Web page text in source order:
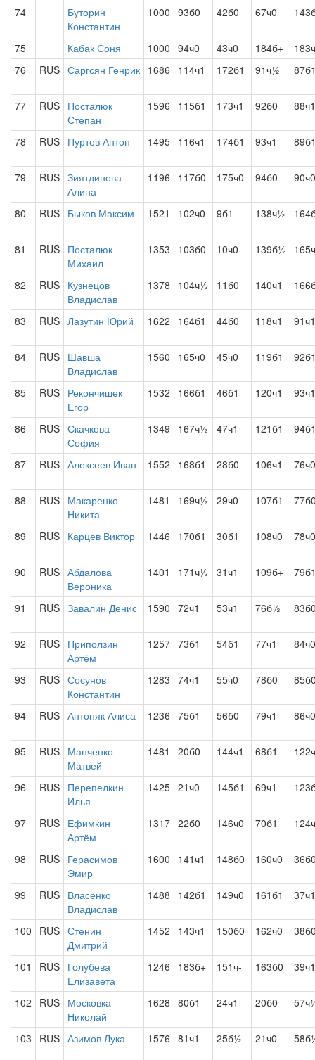
74
Буторин
Константин
1000 93б0 42б0 67ч0
75 Кабак Соня 1000 94ч0 43ч0 184б+
76
RUS Саргсян Генрик 1686 114ч1 172б1 91ч½
77 RUS Посталюк
Степан
1596 115б1 173ч1 92б0 88ч1
78 RUS Пуртов Антон 1495 116ч1 174б1 93ч1
79 RUS Зиятдинова
Алина
1196 117б0 175ч0 94б0 90ч0
80 RUS Быков Максим 1521 102ч0 9б1 138ч½
81 RUS Посталюк
Михаил
1353 103б0 10ч0 139б½
82 RUS Кузнецов
Владислав
1378 104ч½ 11б0 140ч1
83 RUS Лазутин Юрий 1622 164б1 44б0 118ч1 91ч1
84 RUS Шавша
Владислав
1560 165ч0 45ч0 119б1
85 RUS Рекончишек
Егор
1532 166б1 46б1 120ч1 93ч1
86 RUS Скачкова
София
1349 167ч½ 47ч1 121б1
87 RUS Алексеев Иван 1552 168б1 28б0 106ч1 76ч0
88 RUS Макаренко
Никита
1481 169ч½ 29ч0 107б1
89 RUS Карцев Виктор 1446 170б1 30б1 108ч0 78ч0
90 RUS Абдалова
Вероника
1401 171ч½ 31ч1 109б+
91 RUS Завалин Денис 1590 72ч1 53ч1 76б½
92 RUS Приползин
Артём
1257 73б1 54б1 77ч1 84ч0
93 RUS Сосунов
Константин
1283 74ч1 55ч0 78б0
94 RUS Антоняк Алиса 1236 75б1 56б0 79ч1 86ч0
95 RUS Манченко
Матвей
1481 20б0 144ч1 68б1
96 RUS Перепелкин
Илья
1425 21ч0 145б1 69ч1
97 RUS Ефимкин
Артём
1317 22б0 146ч0 70б1
98 RUS Герасимов
Эмир
1600 141ч1 148б0 160ч0
99 RUS Власенко
Владислав
1488 142б1 149ч0 161б1 37ч1
100 RUS Стенин
Дмитрий
1452 143ч1 150б0 162ч0
101 RUS Голубева
Елизавета
1246 183б+ 151ч- 163б0 39ч1
102 RUS Московка
Николай
1628 80б1 24ч1 20б0
103 RUS Азимов Лука 1576 81ч1 25б½ 21ч0